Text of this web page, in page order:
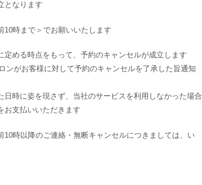
となります
時まで＞でお願いいたします
める時点をもって、予約のキャンセルが成立します
がお客様に対して予約のキャンセルを了承した旨通知
時に姿を現さず、当社のサービスを利用しなかった場合
お支払いいただきます
時以降のご連絡・無断キャンセルにつきましては、い